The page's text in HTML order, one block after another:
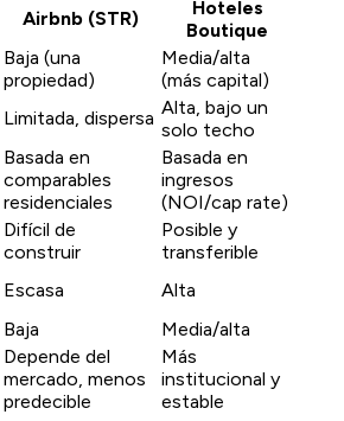
Airbnb (STR)
Hoteles
Boutique
Baja (una
propiedad)
Media/alta
(más capital)
Limitada, dispersa Alta, bajo un
solo techo
Basada en
comparables
residenciales
Basada en
ingresos
(NOI/cap rate)
Difícil de
construir
Posible y
transferible
Escasa
Alta
Baja
Media/alta
Depende del
mercado, menos
predecible
Más
institucional y
estable